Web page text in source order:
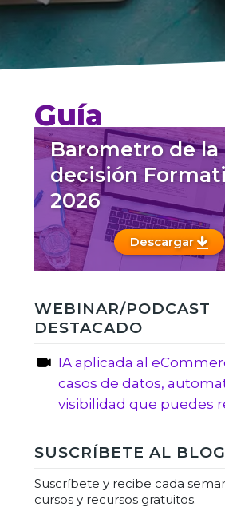
Guía
Barometro de la
decisión
2026
Descargar
WEBINAR/PODCAST
DESTACADO
IA aplicada al
casos de datos,
visibilidad que puedes
SUSCRÍBETE AL BLOG
Suscríbete y recibe cada
cursos y recursos gratuitos.